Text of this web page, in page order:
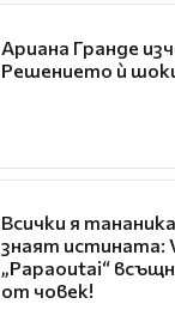
Ариана Гранде
Решението ѝ
Всички я
знаят истината:
„Papaoutai“
от човек!